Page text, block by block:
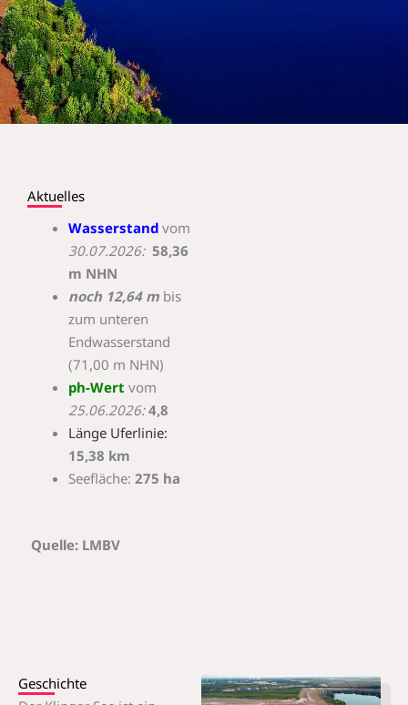
Aktuelles
Wasserstand vom
30.07.2026:58,36
m NHN
noch 12,64 m bis
zum unteren
Endwasserstand
(71,00 m NHN)
ph-Wert vom
25.06.2026: 4,8
Länge Uferlinie:
15,38 km
Seefläche: 275 ha
Quelle: LMBV
Geschichte